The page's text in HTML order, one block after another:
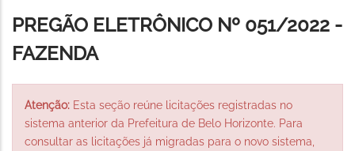
de
navegação
PREGÃO ELETRÔNICO Nº 051/2022 -
FAZENDA
Atenção: Esta seção reúne licitações registradas no
sistema anterior da Prefeitura de Belo Horizonte. Para
consultar as licitações já migradas para o novo sistema,